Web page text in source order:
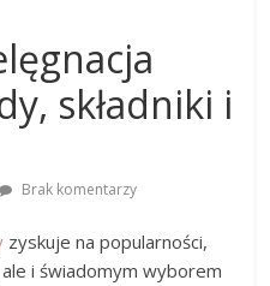
składniki i
Brak komentarzy
zyskuje na popularności,
i świadomym wyborem